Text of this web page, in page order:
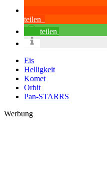
teilen
teilen
Eis
Helligkeit
Komet
Orbit
Pan-STARRS
Werbung